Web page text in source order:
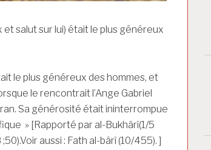
salut sur lui) était le plus généreux
le plus généreux des hommes, et
le rencontrait l’Ange Gabriel
Sa générosité était ininterrompue
» [Rapporté par al-Bukhârî(1/5
aussi : Fath al-bârî (10/455). ]